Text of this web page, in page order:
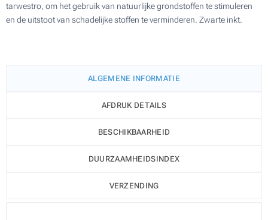
tarwestro, om het gebruik van natuurlijke grondstoffen te stimuleren
en de uitstoot van schadelijke stoffen te verminderen. Zwarte inkt.
ALGEMENE INFORMATIE
AFDRUK DETAILS
BESCHIKBAARHEID
DUURZAAMHEIDSINDEX
VERZENDING